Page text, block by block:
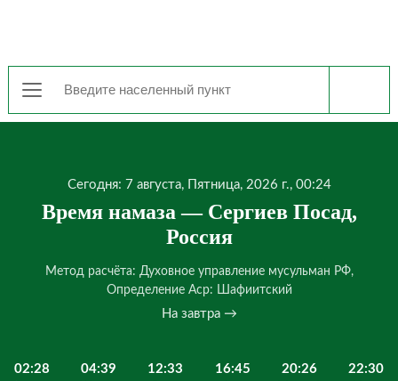
Сегодня: 7 августа, Пятница, 2026 г., 00:24
Время намаза — Сергиев Посад,
Россия
Метод расчёта: Духовное управление мусульман РФ,
Определение Аср: Шафиитский
На завтра →
02:28 04:39 12:33 16:45 20:26 22:30